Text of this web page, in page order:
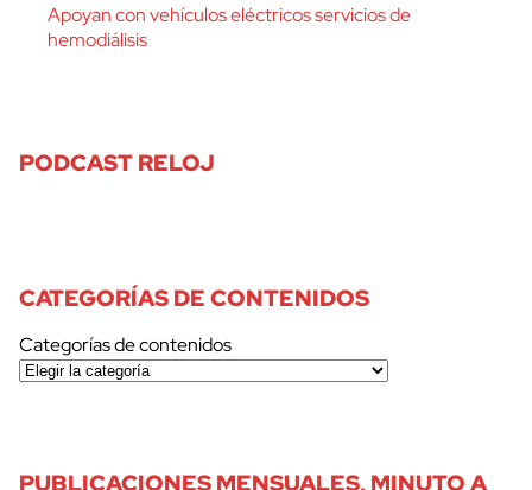
Apoyan con vehículos eléctricos servicios de
hemodiálisis
PODCAST RELOJ
CATEGORÍAS DE CONTENIDOS
Categorías de contenidos
PUBLICACIONES MENSUALES, MINUTO A